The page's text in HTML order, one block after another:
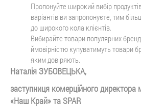
Пропонуйте широкий вибір
варіантів ви запропонуєте, тим
до широкого кола клієнтів.
Вибирайте товари популярних
ймовірністю купуватимуть товари
яким довіряють.
Наталія ЗУБОВЕЦЬКА,
заступниця комерційного
«Наш Край» та SPAR